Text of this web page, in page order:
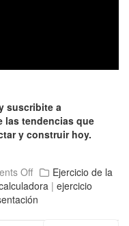
suscribite a
las tendencias que
y construir hoy.
Off
Ejercicio de la
| ejercicio